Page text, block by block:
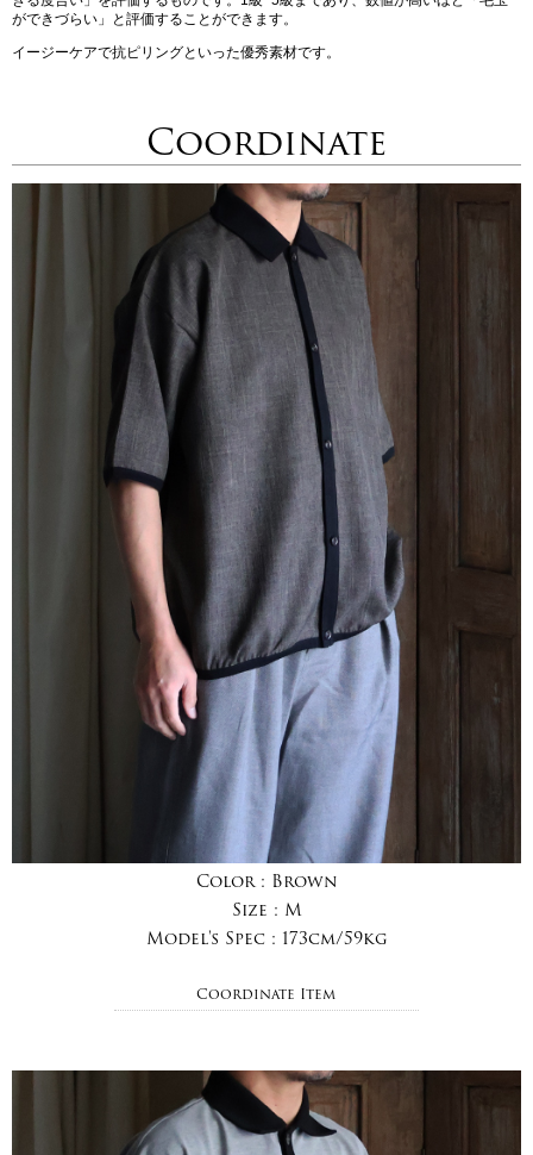
ができづらい」と評価することができます。
イージーケアで抗ピリングといった優秀素材です。
Coordinate
Color : Brown
Size : M
Model's Spec : 173cm/59kg
Coordinate Item